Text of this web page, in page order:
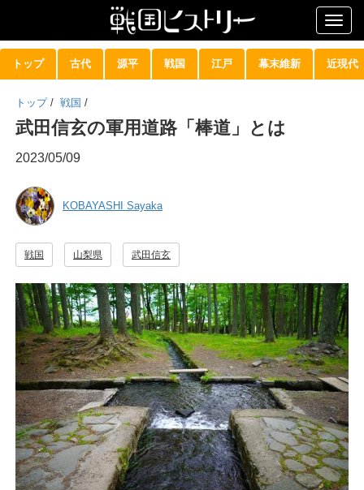
トップ 古代 源平 戦国 江戸 幕末維新 近現代
トップ / 戦国 /
武田信玄の軍用道路「棒道」とは
2023/05/09
KOBAYASHI Sayaka
戦国 山梨県 武田信玄